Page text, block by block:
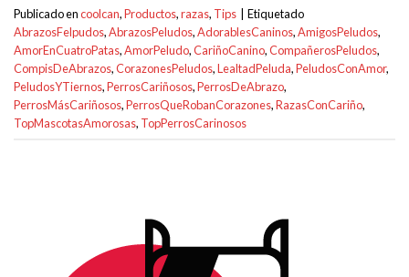
Publicado encoolcan,Productos,razas, Tips | Etiquetado
AbrazosFelpudos,AbrazosPeludos,AdorablesCaninos,AmigosPeludos,
AmorEnCuatroPatas,AmorPeludo,CariñoCanino,CompañerosPeludos,
CompisDeAbrazos,CorazonesPeludos,LealtadPeluda,PeludosConAmor,
PeludosYTiernos,PerrosCariñosos,PerrosDeAbrazo,
PerrosMásCariñosos,PerrosQueRobanCorazones,RazasConCariño,
TopMascotasAmorosas, TopPerrosCarinosos